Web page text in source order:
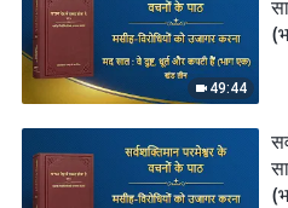
49:44